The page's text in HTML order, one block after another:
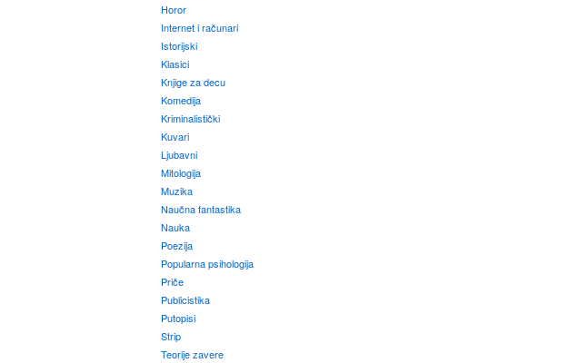
Horor
Internet i računari
Istorijski
Klasici
Knjige za decu
Komedija
Kriminalistički
Kuvari
Ljubavni
Mitologija
Muzika
Naučna fantastika
Nauka
Poezija
Popularna psihologija
Priče
Publicistika
Putopisi
Strip
Teorije zavere